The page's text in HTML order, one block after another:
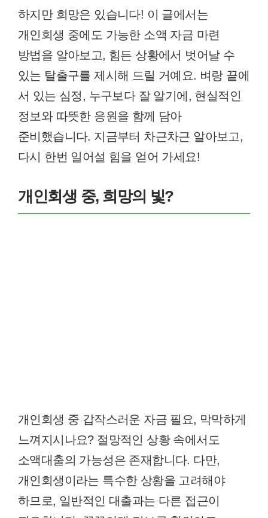
하지만 희망은 있습니다! 이 글에서는
개인회생 중에도 가능한 소액 자금 마련
방법을 알아보고, 힘든 상황에서 벗어날 수
있는 탈출구를 제시해 드릴 거예요. 벼랑 끝에
서 있는 심정, 누구보다 잘 알기에, 현실적인
정보와 따뜻한 응원을 함께 담아
준비했습니다. 지금부터 차근차근 알아보고,
다시 한번 일어설 힘을 얻어 가세요!
개인회생 중, 희망의 빛?
개인회생 중 갑작스러운 자금 필요, 막막하게
느껴지시나요? 절망적인 상황 속에서도
소액대출의 가능성은 존재합니다. 다만,
개인회생이라는 특수한 상황을 고려해야
하므로, 일반적인 대출과는 다른 접근이